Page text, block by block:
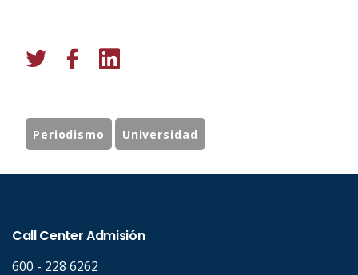
Periodismo Universidad